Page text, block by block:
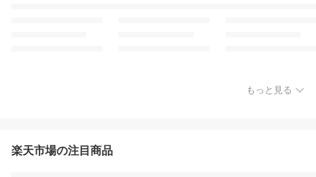
もっと見る
楽天市場の注目商品